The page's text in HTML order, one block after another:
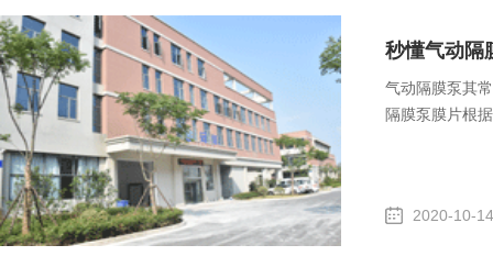
秒懂气动隔
气动隔膜泵其
隔膜泵膜片根
2020-10-14